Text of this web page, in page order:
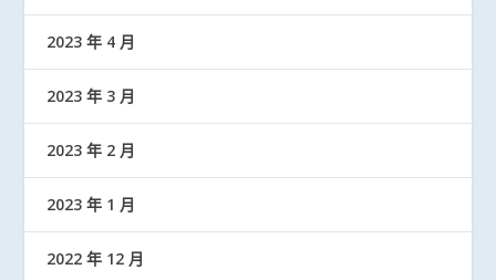
2023 年 4 月
2023 年 3 月
2023 年 2 月
2023 年 1 月
2022 年 12 月